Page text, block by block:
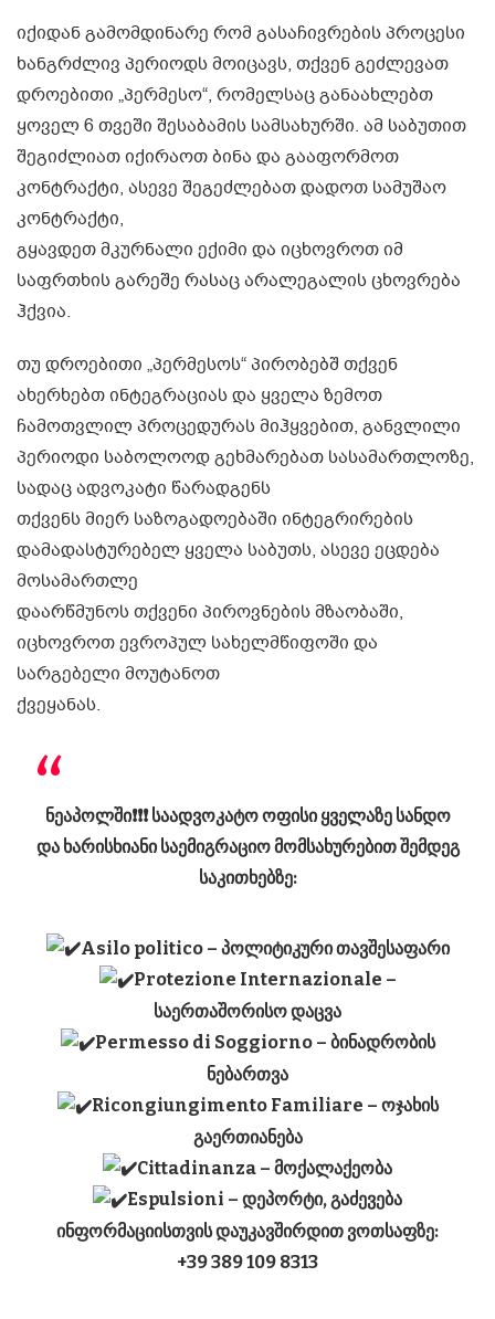
იქიდან გამომდინარე რომ გასაჩივრების პროცესი
ხანგრძლივ პერიოდს მოიცავს, თქვენ გეძლევათ
დროებითი „პერმესო“, რომელსაც განაახლებთ
ყოველ 6 თვეში შესაბამის სამსახურში. ამ საბუთით
შეგიძლიათ იქირაოთ ბინა და გააფორმოთ
კონტრაქტი, ასევე შეგეძლებათ დადოთ სამუშაო
კონტრაქტი,
გყავდეთ მკურნალი ექიმი და იცხოვროთ იმ
საფრთხის გარეშე რასაც არალეგალის ცხოვრება
ჰქვია.
თუ დროებითი „პერმესოს“ პირობებშ თქვენ
ახერხებთ ინტეგრაციას და ყველა ზემოთ
ჩამოთვლილ პროცედურას მიჰყვებით, განვლილი
პერიოდი საბოლოოდ გეხმარებათ სასამართლოზე,
სადაც ადვოკატი წარადგენს
თქვენს მიერ საზოგადოებაში ინტეგრირების
დამადასტურებელ ყველა საბუთს, ასევე ეცდება
მოსამართლე
დაარწმუნოს თქვენი პიროვნების მზაობაში,
იცხოვროთ ევროპულ სახელმწიფოში და
სარგებელი მოუტანოთ
ქვეყანას.
ნეაპოლში❗️❗️❗️ საადვოკატო ოფისი ყველაზე სანდო
და ხარისხიანი საემიგრაციო მომსახურებით შემდეგ
საკითხებზე:
Asilo politico – პოლიტიკური თავშესაფარი
Protezione Internazionale –
საერთაშორისო დაცვა
Permesso di Soggiorno– ბინადრობის
ნებართვა
Ricongiungimento Familiare – ოჯახის
გაერთიანება
Cittadinanza – მოქალაქეობა
Espulsioni – დეპორტი, გაძევება
ინფორმაციისთვის დაუკავშირდით ვოთსაფზე:
+39 389 109 8313